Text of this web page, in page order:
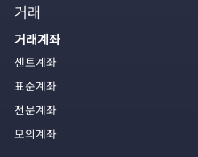
거래
거래계좌
센트계좌
표준계좌
전문계좌
모의계좌